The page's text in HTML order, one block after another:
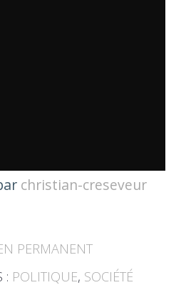
christian-creseveur
PERMANENT
: POLITIQUE, SOCIÉTÉ